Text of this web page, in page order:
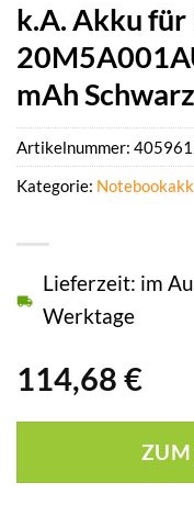
k.A. Akku für
mAh Schwarz
114,68 €
Lieferzeit: im
Werktage
ZUM
Artikelnummer:
Kategorie: